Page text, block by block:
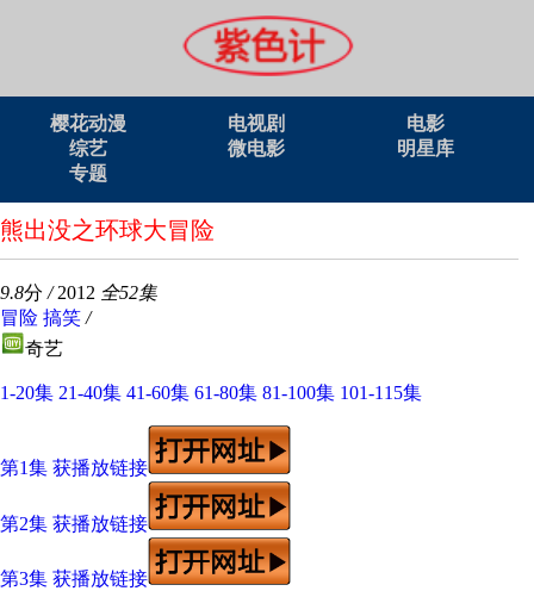
樱花动漫 电视剧
电影
综艺
微电影
明星库
专题
熊出没之环球大冒险
9.8分 /2012 全52集
冒险 搞笑 /
奇艺
1-20集 21-40集 41-60集 61-80集 81-100集 101-115集
第1集 获播放链接
第2集 获播放链接
第3集 获播放链接